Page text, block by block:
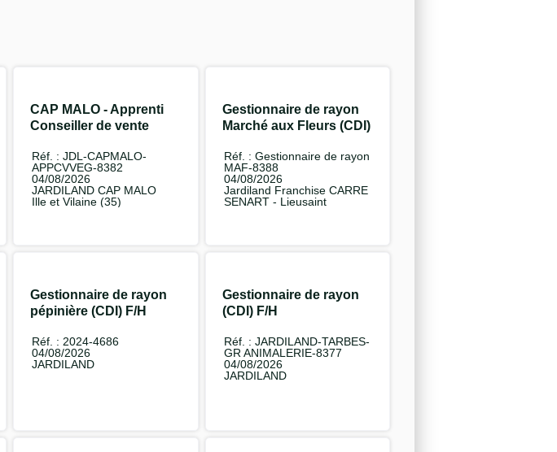
CAP MALO - Apprenti
Conseiller de vente
Réf. : JDL-CAPMALO-
APPCVVEG-8382
04/08/2026
JARDILAND CAP MALO
Ille et Vilaine (35)
Gestionnaire de rayon
Marché aux Fleurs (CDI)
Réf. : Gestionnaire de rayon
MAF-8388
04/08/2026
Jardiland Franchise CARRE
SENART - Lieusaint
Gestionnaire de rayon
pépinière (CDI) F/H
Réf. : 2024-4686
04/08/2026
JARDILAND
Gestionnaire de rayon
(CDI) F/H
Réf. : JARDILAND-TARBES-
GR ANIMALERIE-8377
04/08/2026
JARDILAND